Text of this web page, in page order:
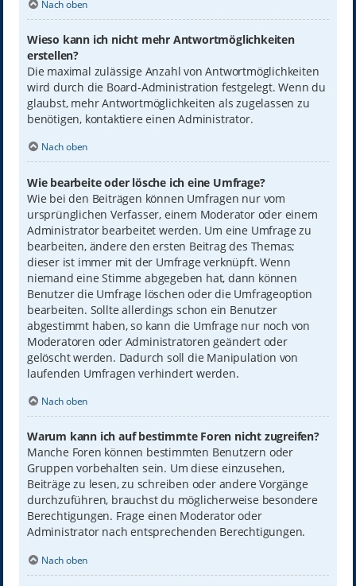
Nach oben
Wieso kann ich nicht mehr Antwortmöglichkeiten
erstellen?
Die maximal zulässige Anzahl von Antwortmöglichkeiten
wird durch die Board-Administration festgelegt. Wenn du
glaubst, mehr Antwortmöglichkeiten als zugelassen zu
benötigen, kontaktiere einen Administrator.
Nach oben
Wie bearbeite oder lösche ich eine Umfrage?
Wie bei den Beiträgen können Umfragen nur vom
ursprünglichen Verfasser, einem Moderator oder einem
Administrator bearbeitet werden. Um eine Umfrage zu
bearbeiten, ändere den ersten Beitrag des Themas;
dieser ist immer mit der Umfrage verknüpft. Wenn
niemand eine Stimme abgegeben hat, dann können
Benutzer die Umfrage löschen oder die Umfrageoption
bearbeiten. Sollte allerdings schon ein Benutzer
abgestimmt haben, so kann die Umfrage nur noch von
Moderatoren oder Administratoren geändert oder
gelöscht werden. Dadurch soll die Manipulation von
laufenden Umfragen verhindert werden.
Nach oben
Warum kann ich auf bestimmte Foren nicht zugreifen?
Manche Foren können bestimmten Benutzern oder
Gruppen vorbehalten sein. Um diese einzusehen,
Beiträge zu lesen, zu schreiben oder andere Vorgänge
durchzuführen, brauchst du möglicherweise besondere
Berechtigungen. Frage einen Moderator oder
Administrator nach entsprechenden Berechtigungen.
Nach oben